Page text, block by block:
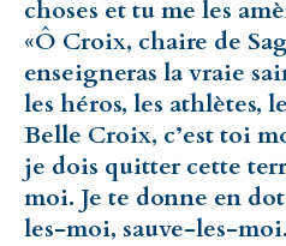
choses et tu me les
«Ô Croix, chaire de
enseigneras la vraie
les héros, les athlètes,
Belle Croix, c’est toi
je dois quitter cette
moi. Je te donne en
les-moi, sauve-les-